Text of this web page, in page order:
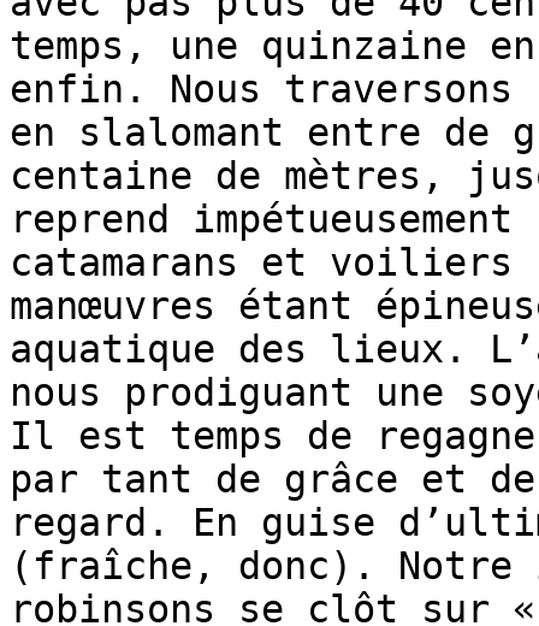
temps, une
enfin. Nous traversons
en slalomant entre de
centaine de mètres,
reprend
catamarans et voiliers
manœuvres étant
aquatique des lieux.
nous prodiguant une
Il est temps de
par tant de grâce et
regard. En guise
(fraîche, donc). Notre
robinsons se clôt sur